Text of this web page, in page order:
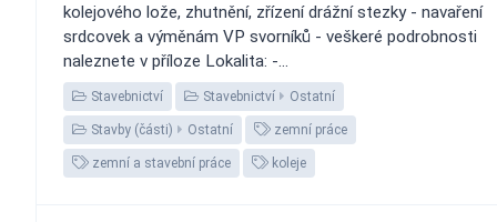
kolejového lože, zhutnění, zřízení drážní stezky - navaření
srdcovek a výměnám VP svorníků - veškeré podrobnosti
naleznete v příloze Lokalita: -...
Stavebnictví Stavebnictví Ostatní
Stavby (části) Ostatní zemní práce
zemní a stavební práce koleje